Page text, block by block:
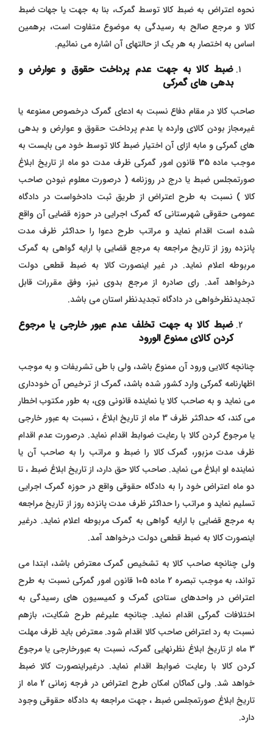
نحوه اعتراض به ضبط کالا توسط گمرک، بنا به جهت یا جهات ضبط
کالا و مرجع صالح به رسیدگی به موضوع متفاوت است، برهمین
اساس به اختصار به هر یک از حالتهای آن اشاره می نمائیم.
ضبط کالا به جهت عدم پرداخت حقوق و عوارض و
بدهی های گمرکی
صاحب کالا در مقام دفاع نسبت به ادعای گمرک درخصوص ممنوعه یا
غیرمجاز بودن کالای وارده یا عدم پرداخت حقوق و عوارض و بدهی
های گمرکی و مابه ازای آن اختیار ضبط کالا توسط خود می بایست به
موجب ماده 35 قانون امور گمرکی ظرف مدت دو ماه از تاریخ ابلاغ
صورتمجلس ضبط یا درج در روزنامه ( درصورت معلوم نبودن صاحب
کالا ) نسبت به طرح اعتراض از طریق ثبت دادخواست در دادگاه
عمومی حقوقی شهرستانی که گمرک اجرایی در حوزه قضایی آن واقع
شده است اقدام نماید و مراتب طرح دعوا را حداکثر ظرف مدت
پانزده روز از تاریخ مراجعه به مرجع قضایی با ارایه گواهی به گمرک
مربوطه اعلام نماید. در غیر اینصورت کالا به ضبط قطعی دولت
درخواهد آمد. رای صادره از مرجع بدوی نیز، وفق مقررات قابل
تجدیدنظرخواهی در دادگاه تجدیدنظر استان می باشد.
ضبط کالا به جهت تخلف عدم عبور خارجی یا مرجوع
کردن کالای ممنوع الورود
چنانچه کالایی ورود آن ممنوع باشد، ولی با طی تشریفات و به موجب
اظهارنامه گمرکی وارد کشور شده باشد، گمرک از ترخیص آن خودداری
می نماید و به صاحب کالا یا نماینده قانونی وی، به طور مکتوب اخطار
می کند، که حداکثر ظرف 3 ماه از تاریخ ابلاغ ، نسبت به عبور خارجی
یا مرجوع کردن کالا با رعایت ضوابط اقدام نماید. درصورت عدم اقدام
ظرف مدت مزبور، گمرک کالا را ضبط و مراتب را به صاحب آن یا
نماینده او ابلاغ می نماید. صاحب کالا حق دارد، از تاریخ ابلاغ ضبط ، تا
دو ماه اعتراض خود را به دادگاه حقوقی واقع در حوزه گمرک اجرایی
تسلیم نماید و مراتب را حداکثر ظرف مدت پانزده روز از تاریخ مراجعه
به مرجع قضایی با ارایه گواهی به گمرک مربوطه اعلام نماید. درغیر
اینصورت کالا به ضبط قطعی دولت درخواهد آمد.
ولی چنانچه صاحب کالا به تشخیص گمرک معترض باشد، ابتدا می
تواند، به موجب تبصره 2 ماده 105 قانون امور گمرکی نسبت به طرح
اعتراض در واحدهای ستادی گمرک و کمیسیون های رسیدگی به
اختلافات گمرکی اقدام نماید. چنانچه علیرغم طرح شکایت، بازهم
نسبت به رد اعتراض صاحب کالا اقدام شود. معترض باید ظرف مهلت
3 ماه از تاریخ ابلاغ نظرنهایی گمرک، نسبت به عبورخارجی یا مرجوع
کردن کالا با رعایت ضوابط اقدام نماید. درغیراینصورت کالا ضبط
خواهد شد. ولی کماکان امکان طرح اعتراض در فرجه زمانی 2 ماه از
تاریخ ابلاغ صورتمجلس ضبط ، جهت مراجعه به دادگاه حقوقی وجود
دارد.